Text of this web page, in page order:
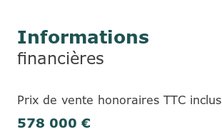
Informations
financières
Prix de vente honoraires TTC inclus
578 000 €